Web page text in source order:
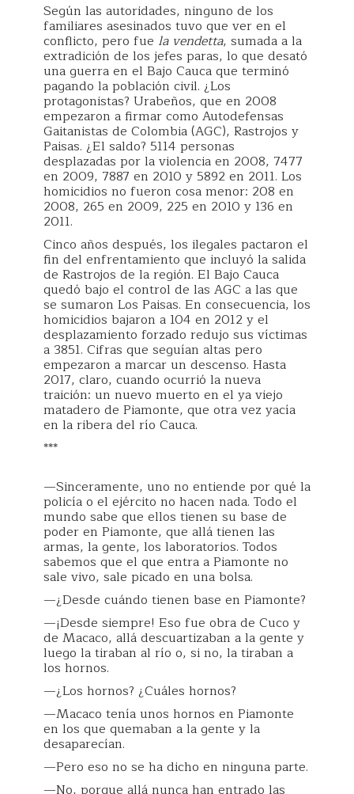
Según las autoridades, ninguno de los
familiares asesinados tuvo que ver en el
conflicto, pero fue la vendetta, sumada a la
extradición de los jefes paras, lo que desató
una guerra en el Bajo Cauca que terminó
pagando la población civil. ¿Los
protagonistas? Urabeños, que en 2008
empezaron a firmar como Autodefensas
Gaitanistas de Colombia (AGC), Rastrojos y
Paisas. ¿El saldo? 5114 personas
desplazadas por la violencia en 2008, 7477
en 2009, 7887 en 2010 y 5892 en 2011. Los
homicidios no fueron cosa menor: 208 en
2008, 265 en 2009, 225 en 2010 y 136 en
2011.
Cinco años después, los ilegales pactaron el
fin del enfrentamiento que incluyó la salida
de Rastrojos de la región. El Bajo Cauca
quedó bajo el control de las AGC a las que
se sumaron Los Paisas. En consecuencia, los
homicidios bajaron a 104 en 2012 y el
desplazamiento forzado redujo sus víctimas
a 3851. Cifras que seguían altas pero
empezaron a marcar un descenso. Hasta
2017, claro, cuando ocurrió la nueva
traición: un nuevo muerto en el ya viejo
matadero de Piamonte, que otra vez yacía
en la ribera del río Cauca.
***
—Sinceramente, uno no entiende por qué la
policía o el ejército no hacen nada. Todo el
mundo sabe que ellos tienen su base de
poder en Piamonte, que allá tienen las
armas, la gente, los laboratorios. Todos
sabemos que el que entra a Piamonte no
sale vivo, sale picado en una bolsa.
—¿Desde cuándo tienen base en Piamonte?
—¡Desde siempre! Eso fue obra de Cuco y
de Macaco, allá descuartizaban a la gente y
luego la tiraban al río o, si no, la tiraban a
los hornos.
—¿Los hornos? ¿Cuáles hornos?
—Macaco tenía unos hornos en Piamonte
en los que quemaban a la gente y la
desaparecían.
—Pero eso no se ha dicho en ninguna parte.